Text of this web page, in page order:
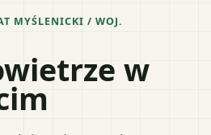
MYŚLENICKI / WOJ.
w